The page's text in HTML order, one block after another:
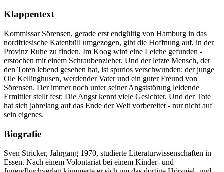
Klappentext
Kommissar Sörensen, gerade erst endgültig von Hamburg in das
nordfriesische Katenbüll umgezogen, gibt die Hoffnung auf, in der
Provinz Ruhe zu finden. Im Koog wird eine Leiche gefunden -
erstochen mit einem Schraubenzieher. Und der letzte Mensch, der
den Toten lebend gesehen hat, ist spurlos verschwunden: der junge
Ole Kellinghusen, werdender Vater und ein guter Freund von
Sörensen. Der immer noch unter seiner Angststörung leidende
Ermittler stellt fest: Die Angst kennt viele Gesichter. Und der Tote
hat sich jahrelang auf das Ende der Welt vorbereitet - nur nicht auf
sein eigenes.
Biografie
Sven Stricker, Jahrgang 1970, studierte Literaturwissenschaften in
Essen. Nach einem Volontariat bei einem Kinder- und